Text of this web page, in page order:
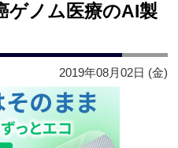
ゲノム医療のAI製
2019年08月02日 (金)